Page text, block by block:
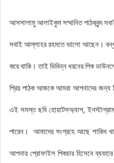
আসসালামু আলাইকুম সম্মানিত পাঠকবৃন্দ
সবাই আল্লাহর রহমতে ভালো আছেন।
করে থাকি। তাই ভিবিন্ন ধরনের পিক
প্রিয় পাঠক আজকেআমরা আপনাদের জন্য
এই সমস্ত ছবি হোয়াটসঅ্যাপ,
পারেন। আমাদের সংগ্রহে আছে শাকিব
আপনার প্রোফাইল পিকচার হিসেবে